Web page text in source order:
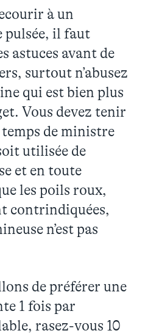
à un
pulsée, il faut
astuces avant de
surtout n’abusez
qui est bien plus
Vous devez tenir
de ministre
utilisée de
et en toute
les poils roux,
contrindiquées,
n’est pas
de préférer une
1 fois par
rasez-vous 10